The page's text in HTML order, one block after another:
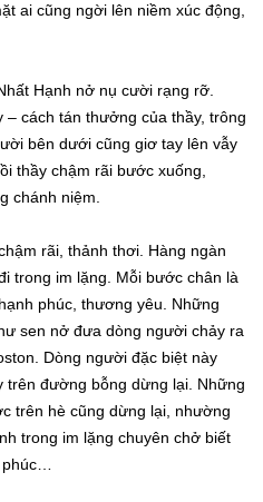
ai cũng ngời lên niềm xúc động,
Hạnh nở nụ cười rạng rỡ.
cách tán thưởng của thầy, trông
bên dưới cũng giơ tay lên vẫy
thầy chậm rãi bước xuống,
chánh niệm.
rãi, thảnh thơi. Hàng ngàn
trong im lặng. Mỗi bước chân là
phúc, thương yêu. Những
sen nở đưa dòng người chảy ra
Dòng người đặc biệt này
trên đường bỗng dừng lại. Những
trên hè cũng dừng lại, nhường
trong im lặng chuyên chở biết
phúc…